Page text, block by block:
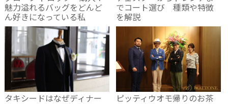
魅力溢れるバッグをどんど
ん好きになっている私
でコート選び 種類や特徴
を解説
タキシードはなぜディナー
ピッティウオモ帰りのお茶